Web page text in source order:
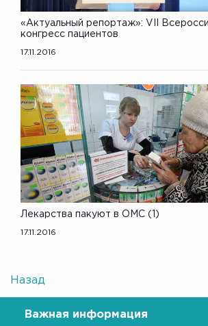
«Актуальный репортаж»: VII
конгресс пациентов
17.11.2016
Лекарства пакуют в ОМС (1)
17.11.2016
Назад
Важная информация